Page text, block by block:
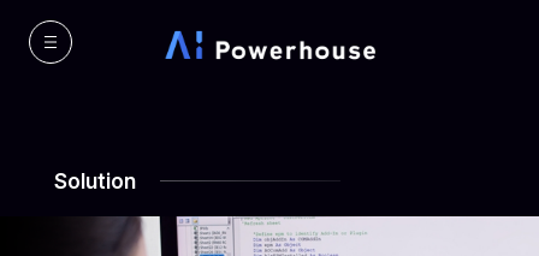
Solution